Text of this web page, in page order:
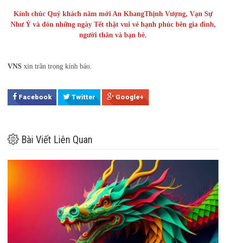
Kính chúc Quý khách năm mới An KhangThịnh Vượng, Vạn Sự
Như Ý và đón những ngày Tết thật vui vẻ hạnh phúc bên gia đình,
người thân và bạn bè.
VNS xin trân trọng kính báo.
Facebook Twitter Google+
Bài Viết Liên Quan